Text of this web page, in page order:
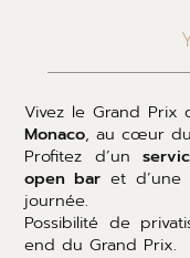
Vivez le Grand Prix
Monaco, au cœur
Profitez d’un
open bar et d’une
journée.
Possibilité de
end du Grand Prix.